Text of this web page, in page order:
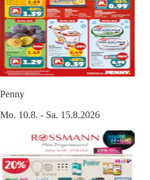
Penny
Mo. 10.8. - Sa. 15.8.2026